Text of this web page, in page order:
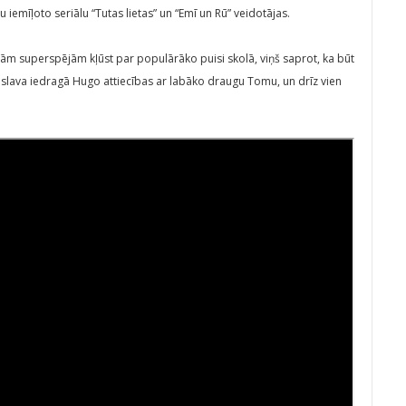
seriālu “Tutas lietas” un “Emī un Rū” veidotājas.
superspējām kļūst par populārāko puisi skolā, viņš saprot, ka būt
iedragā Hugo attiecības ar labāko draugu Tomu, un drīz vien